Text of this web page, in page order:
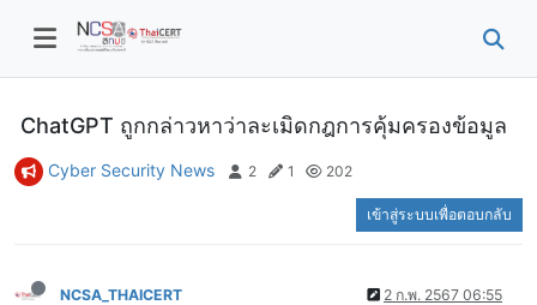
ChatGPT ถูกกล่าวหาว่าละเมิดกฎการคุ้มครองข้อมูล
Cyber Security News 2 1 202
เข้าสู่ระบบเพื่อตอบกลับ
NCSA_THAICERT 2 ก.พ. 2567 06:55